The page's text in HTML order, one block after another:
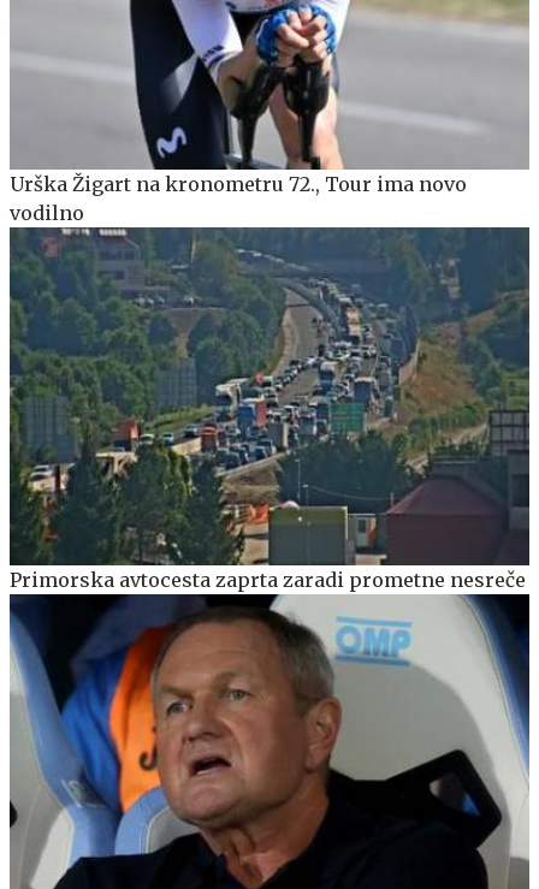
Urška Žigart na kronometru 72., Tour ima novo
vodilno
Primorska avtocesta zaprta zaradi prometne nesreče